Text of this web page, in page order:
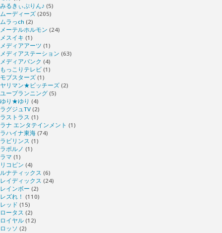
みるきぃぷりん♪ (5)
ムーディーズ (205)
ムラっch (2)
メーテルホルモン (24)
メスイキ (1)
メディアアーツ (1)
メディアステーション (63)
メディアバンク (4)
もっこりテレビ (1)
モブスターズ (1)
ヤリマン★ビッチーズ (2)
ユープランニング (5)
ゆり★ゆり (4)
ラグジュTV (2)
ラストラス (1)
ラナ エンタテインメント (1)
ラハイナ東海 (74)
ラビリンス (1)
ラポルノ (1)
ラマ (1)
リコピン (4)
ルナティックス (6)
レイディックス (24)
レインボー (2)
レズれ！ (110)
レッド (15)
ロータス (2)
ロイヤル (12)
ロッソ (2)